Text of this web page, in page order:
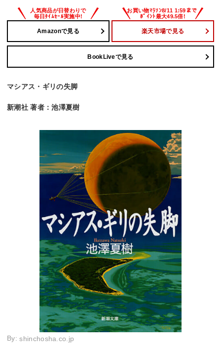
Amazonで見る 楽天市場で見る
BookLiveで見る
マシアス・ギリの失脚
新潮社 著者：池澤夏樹
By: shinchosha.co.jp